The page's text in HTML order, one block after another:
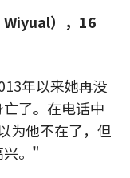
），16
年以来她再没
了。在电话中
为他不在了，但
兴。"